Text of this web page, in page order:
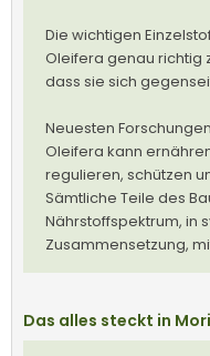
Die wichtigen
Oleifera genau richtig
dass sie sich
Neuesten
Oleifera kann
regulieren, schützen
Sämtliche Teile des
Nährstoffspektrum, in
Zusammensetzung,
Das alles steckt in